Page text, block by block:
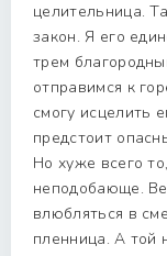
целительница.
закон. Я его
трем
отправимся к
смогу исцелить
предстоит
Но хуже всего
неподобающе.
влюбляться в
пленница. А той